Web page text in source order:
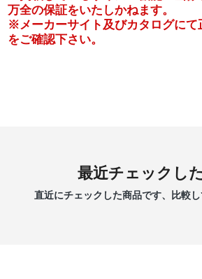
万全の保証をいたしかねます。
※メーカーサイト及びカタログにて
をご確認下さい。
最近チェックし
直近にチェックした商品です、比較し